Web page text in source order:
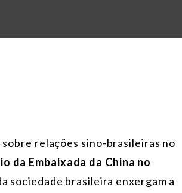
relações sino-brasileiras no
da Embaixada da China no
sociedade brasileira enxergam a